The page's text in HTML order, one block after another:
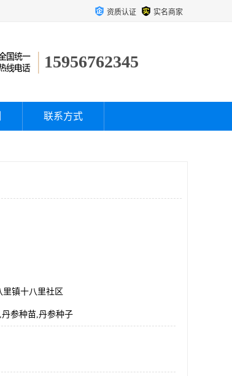
资质认证 实名商家
15956762345
联系方式
里镇十八里社区
参种苗,丹参种子